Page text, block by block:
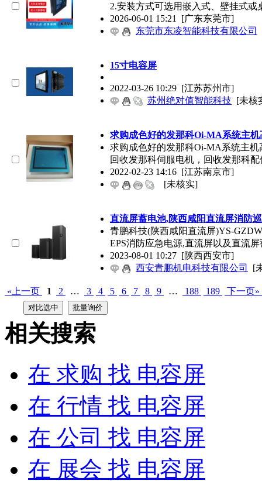
2.安装方式可选用嵌入式、壁挂式或
2026-06-01 15:21 [广东东莞市]
东莞市东凌智能科技有限公司
15寸电容屏
2022-03-26 10:29 [江苏苏州市]
苏州绝对值智能科技 [未核
求购成色好的发那科Oi-MA系统主
求购成色好的发那科Oi-MA系统主
回收发那科伺服电机，回收发那科配
2022-02-23 14:16 [江苏南京市]
[未核实]
直流屏蓄电池,陕西咸阳直流屏消防
青鹏科技(陕西咸阳直流屏)YS-
EPS消防应急电源,直流屏以及直流
2023-08-01 10:27 [陕西西安市]
西安青鹏机电科技有限公司
[
«上一页 1 2 … 3 4 5 6 7 8 9 … 188 189 下一页»
相关搜索
在 求购 找 电容屏
在 行情 找 电容屏
在 公司 找 电容屏
在 展会 找 电容屏